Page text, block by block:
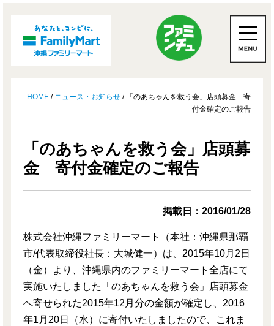
HOME / ニュース・お知らせ/ 「のあちゃんを救う会」店頭募金 寄
付金確定のご報告
「のあちゃんを救う会」店頭募
金 寄付金確定のご報告
掲載日：2016/01/28
株式会社沖縄ファミリーマート（本社：沖縄県那覇
市/代表取締役社長：大城健一）は、2015年10月2日
（金）より、沖縄県内のファミリーマート全店にて
実施いたしました「のあちゃんを救う会」店頭募金
へ寄せられた2015年12月分の金額が確定し、2016
年1月20日（水）に寄付いたしましたので、これま